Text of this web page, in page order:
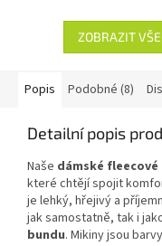
ZOBRAZIT
Popis Podobné (8)
Detailní popis
Naše dámské
které chtějí spojit
je lehký, hřejivý a
jak samostatně, tak i
bundu. Mikiny jsou